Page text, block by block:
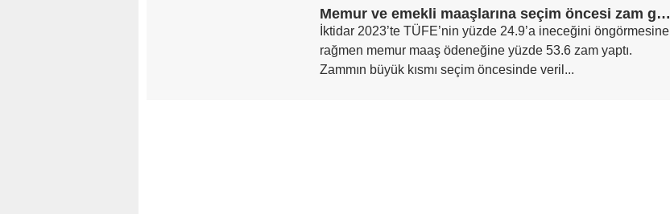
Memur ve emekli maaşlarına seçim öncesi zam geliyor
İktidar 2023’te TÜFE’nin yüzde 24.9’a ineceğini öngörmesine
rağmen memur maaş ödeneğine yüzde 53.6 zam yaptı.
Zammın büyük kısmı seçim öncesinde veril...